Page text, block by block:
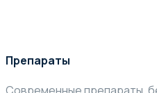
Препараты